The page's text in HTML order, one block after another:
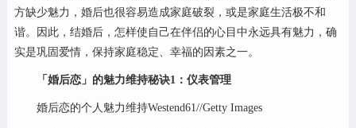
方缺少魅力，婚后也很容易造成家庭破裂，或是家庭生活极不和
谐。因此，结婚后，怎样使自己在伴侣的心目中永远具有魅力，确
实是巩固爱情，保持家庭稳定、幸福的因素之一。
「婚后恋」的魅力维持秘诀1：仪表管理
婚后恋的个人魅力维持Westend61//Getty Images